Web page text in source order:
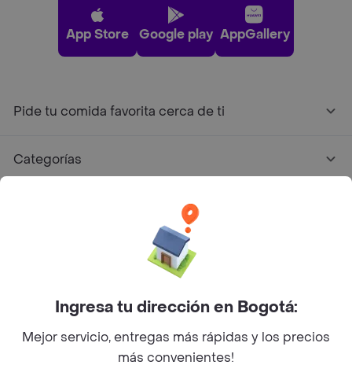
App Store Google play AppGallery
Pide tu comida favorita cerca de ti
Categorías
Facebook
Twitter
Instagram
©2026Rappi Inc. All rights reserved.
Ingresa tu dirección en Bogotá:
Mejor servicio, entregas más rápidas y los precios
más convenientes!